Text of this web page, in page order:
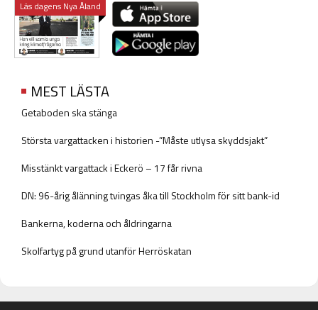
Läs dagens Nya Åland
MEST LÄSTA
Getaboden ska stänga
Största vargattacken i historien -”Måste utlysa skyddsjakt”
Misstänkt vargattack i Eckerö – 17 får rivna
DN: 96-årig ålänning tvingas åka till Stockholm för sitt bank-id
Bankerna, koderna och åldringarna
Skolfartyg på grund utanför Herröskatan